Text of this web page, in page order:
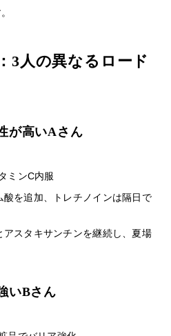
3人の異なるロード
が高いAさん
ミンC内服
酸を追加、トレチノインは隔日で
アスタキサンチンを継続し、夏場
いBさん